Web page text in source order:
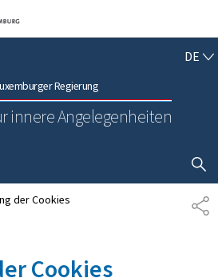
Zum Inhalt
Regierung
innere Angelegenheiten
DE
der Cookies
Cookies